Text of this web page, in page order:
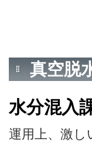
真空脱
水分混入
運用上、激し